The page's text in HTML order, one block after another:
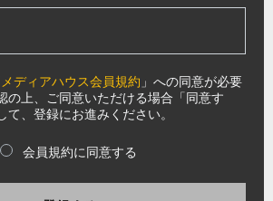
ディアハウス会員規約 」への同意が必要
の上、ご同意いただける場合「同意す
て、登録にお進みください。
会員規約に同意する